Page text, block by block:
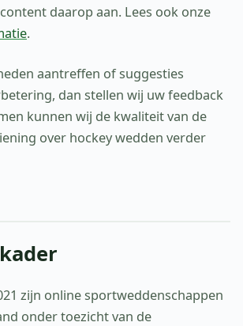
daarop aan. Lees ook onze
.
aantreffen of suggesties
dan stellen wij uw feedback
kunnen wij de kwaliteit van de
over hockey wedden verder
zijn online sportweddenschappen
onder toezicht van de